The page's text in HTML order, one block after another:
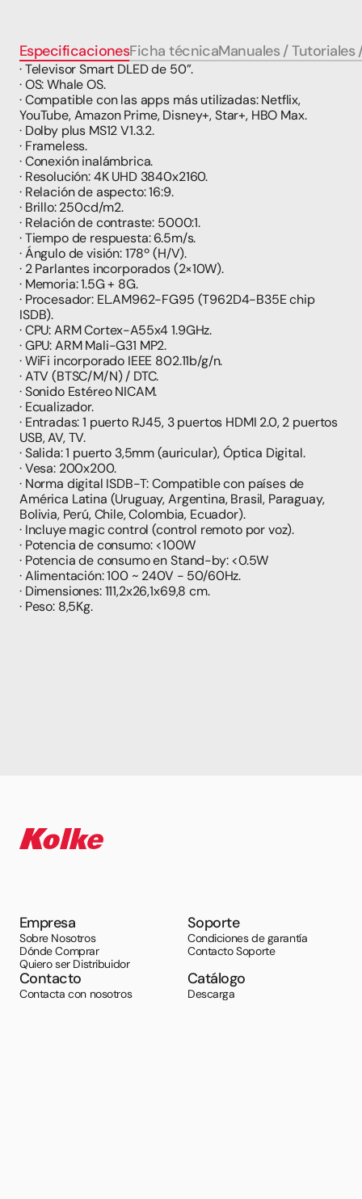
EspecificacionesFicha técnicaManuales / Tutoriales
· Televisor Smart DLED de 50”.
· OS: Whale OS.
· Compatible con las apps más utilizadas: Netflix,
YouTube, Amazon Prime, Disney+, Star+, HBO Max.
· Dolby plus MS12 V1.3.2.
· Frameless.
· Conexión inalámbrica.
· Resolución: 4K UHD 3840x2160.
· Relación de aspecto: 16:9.
· Brillo: 250cd/m2.
· Relación de contraste: 5000:1.
· Tiempo de respuesta: 6.5m/s.
· Ángulo de visión: 178º (H/V).
· 2 Parlantes incorporados (2×10W).
· Memoria: 1.5G + 8G.
· Procesador: EL.AM962-FG95 (T962D4-B35E chip
ISDB).
· CPU: ARM Cortex-A55x4 1.9GHz.
· GPU: ARM Mali-G31 MP2.
· WiFi incorporado IEEE 802.11b/g/n.
· ATV (BTSC/M/N) / DTC.
· Sonido Estéreo NICAM.
· Ecualizador.
· Entradas: 1 puerto RJ45, 3 puertos HDMI 2.0, 2 puertos
USB, AV, TV.
· Salida: 1 puerto 3,5mm (auricular), Óptica Digital.
· Vesa: 200x200.
· Norma digital ISDB-T: Compatible con países de
América Latina (Uruguay, Argentina, Brasil, Paraguay,
Bolivia, Perú, Chile, Colombia, Ecuador).
· Incluye magic control (control remoto por voz).
· Potencia de consumo: <100W
· Potencia de consumo en Stand-by: <0.5W
· Alimentación: 100 ~ 240V - 50/60Hz.
· Dimensiones: 111,2x26,1x69,8 cm.
· Peso: 8,5Kg.
Empresa
Sobre Nosotros
Dónde Comprar
Quiero ser Distribuidor
Soporte
Condiciones de garantía
Contacto Soporte
Contacto
Contacta con nosotros
Catálogo
Descarga